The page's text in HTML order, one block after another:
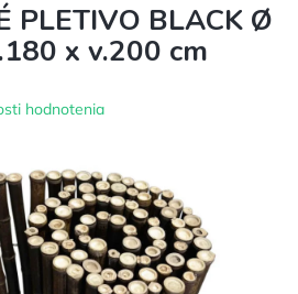
PLETIVO BLACK Ø
x v.200 cm
hodnotenia